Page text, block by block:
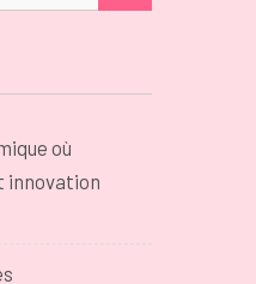
où
innovation